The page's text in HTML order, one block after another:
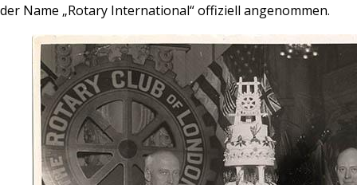
der Name „Rotary International“ offiziell angenommen.